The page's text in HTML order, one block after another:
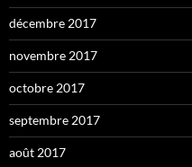
décembre 2017
novembre 2017
octobre 2017
septembre 2017
août 2017